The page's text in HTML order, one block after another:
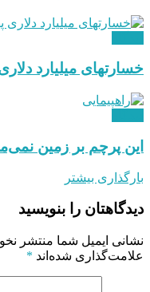
خسارتهای میلیارد
این پرچم بر زمین
بارگذاری بیشتر
دیدگاهتان را بنویسید
نشانی ایمیل شما منتشر
علامت‌گذاری شده‌اند *